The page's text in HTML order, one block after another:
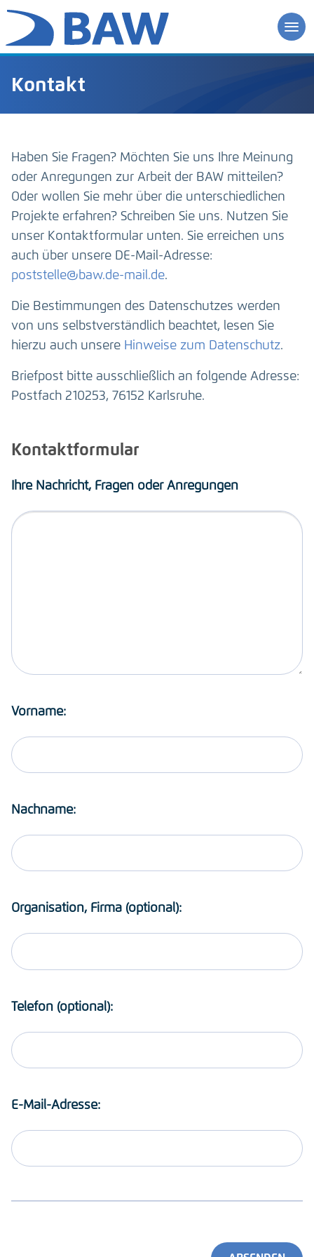
Kontakt
Haben Sie Fragen? Möchten Sie uns Ihre Meinung
oder Anregungen zur Arbeit der BAW mitteilen?
Oder wollen Sie mehr über die unterschiedlichen
Projekte erfahren? Schreiben Sie uns. Nutzen Sie
unser Kontaktformular unten. Sie erreichen uns
auch über unsere DE-Mail-Adresse:
poststelle@baw.de-mail.de.
Die Bestimmungen des Datenschutzes werden
von uns selbstverständlich beachtet, lesen Sie
hierzu auch unsere Hinweise zum Datenschutz.
Briefpost bitte ausschließlich an folgende Adresse:
Postfach 210253, 76152 Karlsruhe.
Kontaktformular
Ihre Nachricht, Fragen oder Anregungen
Vorname:
Nachname:
Organisation, Firma (optional):
Telefon (optional):
E-Mail-Adresse: